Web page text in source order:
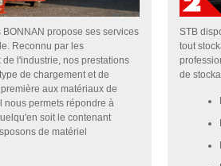
BONNAN propose ses services
Reconnu par les
l'industrie, nos prestations
de chargement et de
aux matériaux de
nous permets répondre à
soit le contenant
de matériel
STB
tout
de